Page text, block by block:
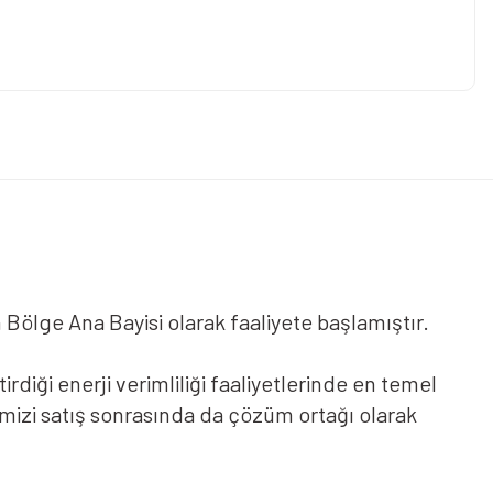
Ana Bayisi olarak faaliyete başlamıştır.
enerji verimliliği faaliyetlerinde en temel
satış sonrasında da çözüm ortağı olarak
gerçekleştirdiği enerji verimliliği